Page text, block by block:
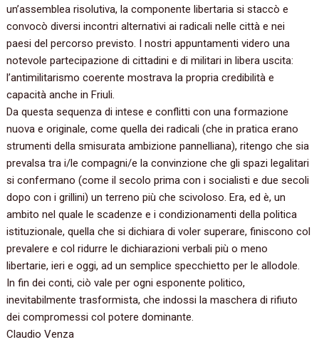
un’assemblea risolutiva,‭ ‬la componente libertaria si staccò e
convocò diversi incontri alternativi ai radicali nelle città e nei
paesi del percorso previsto.‭ ‬I nostri appuntamenti videro una
notevole partecipazione di cittadini e di militari in libera uscita:‭
‬l’antimilitarismo coerente mostrava la propria credibilità e
capacità anche in Friuli.
Da questa sequenza di intese e conflitti con una formazione
nuova e originale,‭ ‬come quella dei radicali‭ (‬che in pratica erano
strumenti della smisurata ambizione pannelliana‭)‬,‭ ‬ritengo che sia
prevalsa tra i/le‭ ‬compagni/e la convinzione che gli spazi legalitari
si confermano‭ (‬come il secolo prima con i socialisti e due secoli
dopo con i grillini‭) ‬un terreno più che scivoloso.‭ ‬Era,‭ ‬ed è,‭ ‬un
ambito nel quale le scadenze e i condizionamenti della politica
istituzionale,‭ ‬quella che si dichiara di voler superare,‭ ‬finiscono col
prevalere e col ridurre le dichiarazioni verbali più o meno
libertarie,‭ ‬ieri e oggi,‭ ‬ad un semplice specchietto per le allodole.‭
In fin dei conti,‭ ‬ciò vale per ogni esponente politico,‭
‬inevitabilmente trasformista,‭ ‬che indossi la maschera di rifiuto
dei compromessi col potere dominante.
Claudio Venza